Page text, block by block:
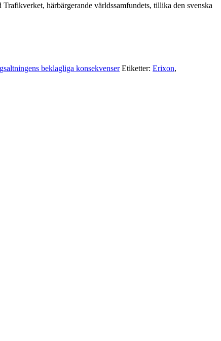
härbärgerande världssamfundets, tillika den svenska
beklagliga konsekvenser Etiketter: Erixon,